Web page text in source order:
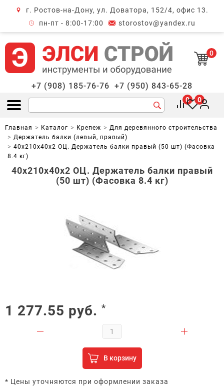
г. Ростов-на-Дону, ул. Доватора, 152/4, офис 13.
пн-пт - 8:00-17:00
storostov@yandex.ru
0
+7 (908) 185-76-76 +7 (950) 843-65-28
Открыть меню
0 0
Главная Каталог Крепеж
Для деревянного строительства
Держатель балки (левый, правый)
40х210х40х2 ОЦ. Держатель балки правый (50 шт) (Фасовка
8.4 кг)
40х210х40х2 ОЦ. Держатель балки правый
(50 шт) (Фасовка 8.4 кг)
1 277.55 руб. *
В корзину
* Цены уточняются при оформлении заказа